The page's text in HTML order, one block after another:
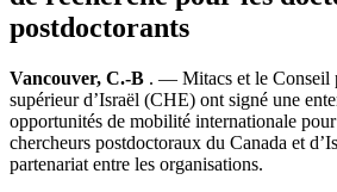
postdoctorants
Vancouver, C.-B . — Mitacs et le Conseil
supérieur d’Israël (CHE) ont signé une
opportunités de mobilité internationale
chercheurs postdoctoraux du Canada et
partenariat entre les organisations.